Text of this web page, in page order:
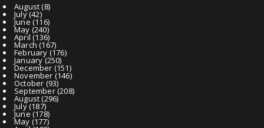
August(8)
July(42)
June(116)
May (240)
April (136)
March (167)
February (176)
January(250)
December (151)
November (146)
October (93)
September(208)
August(296)
July(187)
June(178)
May (177)